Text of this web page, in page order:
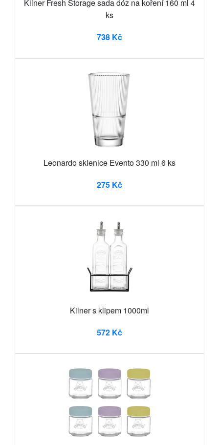
Kilner Fresh Storage sada dóz na koření 160 ml 4
ks
738 Kč
Leonardo sklenice Evento 330 ml 6 ks
275 Kč
Kilner s klipem 1000ml
572 Kč